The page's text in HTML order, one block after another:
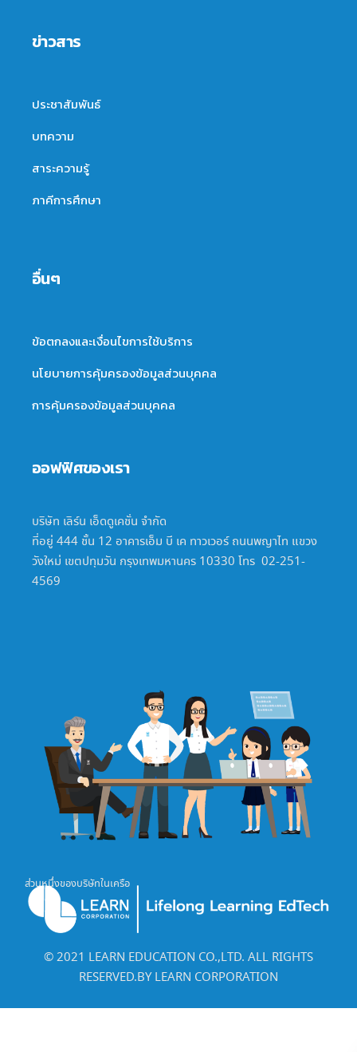
ข่าวสาร
ประชาสัมพันธ์
บทความ
สาระความรู้
ภาคีการศึกษา
อื่นๆ
ข้อตกลงและเงื่อนไขการใช้บริการ
นโยบายการคุ้มครองข้อมูลส่วนบุคคล
การคุ้มครองข้อมูลส่วนบุคคล
ออฟฟิศของเรา
บริษัท เลิร์น เอ็ดดูเคชั่น จำกัด
ที่อยู่ 444 ชั้น 12 อาคารเอ็ม บี เค ทาวเวอร์ ถนนพญาไท แขวง
วังใหม่ เขตปทุมวัน กรุงเทพมหานคร 10330 โทร 02-251-
4569
ส่วนหนึ่งของบริษัทในเครือ
©️ 2021 LEARN EDUCATION CO.,LTD. ALL RIGHTS
RESERVED.BY LEARN CORPORATION